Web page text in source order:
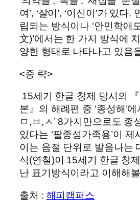
여’, ‘잘이’, ‘이신이’가 있다.
립되는 방식이나 ‘안민학애
文)’에서는 한 가지 방식에
양한 형태로 나타나고 있음
<중 략>
15세기 한글 창제 당시의
본』의 해례편 중 ‘종성해’에
ㅁ,ㅂ,ㅅ’ 8가지만으로도 종
있다는 ‘팔종성가족용’이 제
이는 음절 단위로 발음나는
식(연철)이 15세기 한글 창
난 표기방식이라고 이해해
출처 : 해피캠퍼스